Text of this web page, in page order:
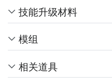
技能升级材料
模组
相关道具